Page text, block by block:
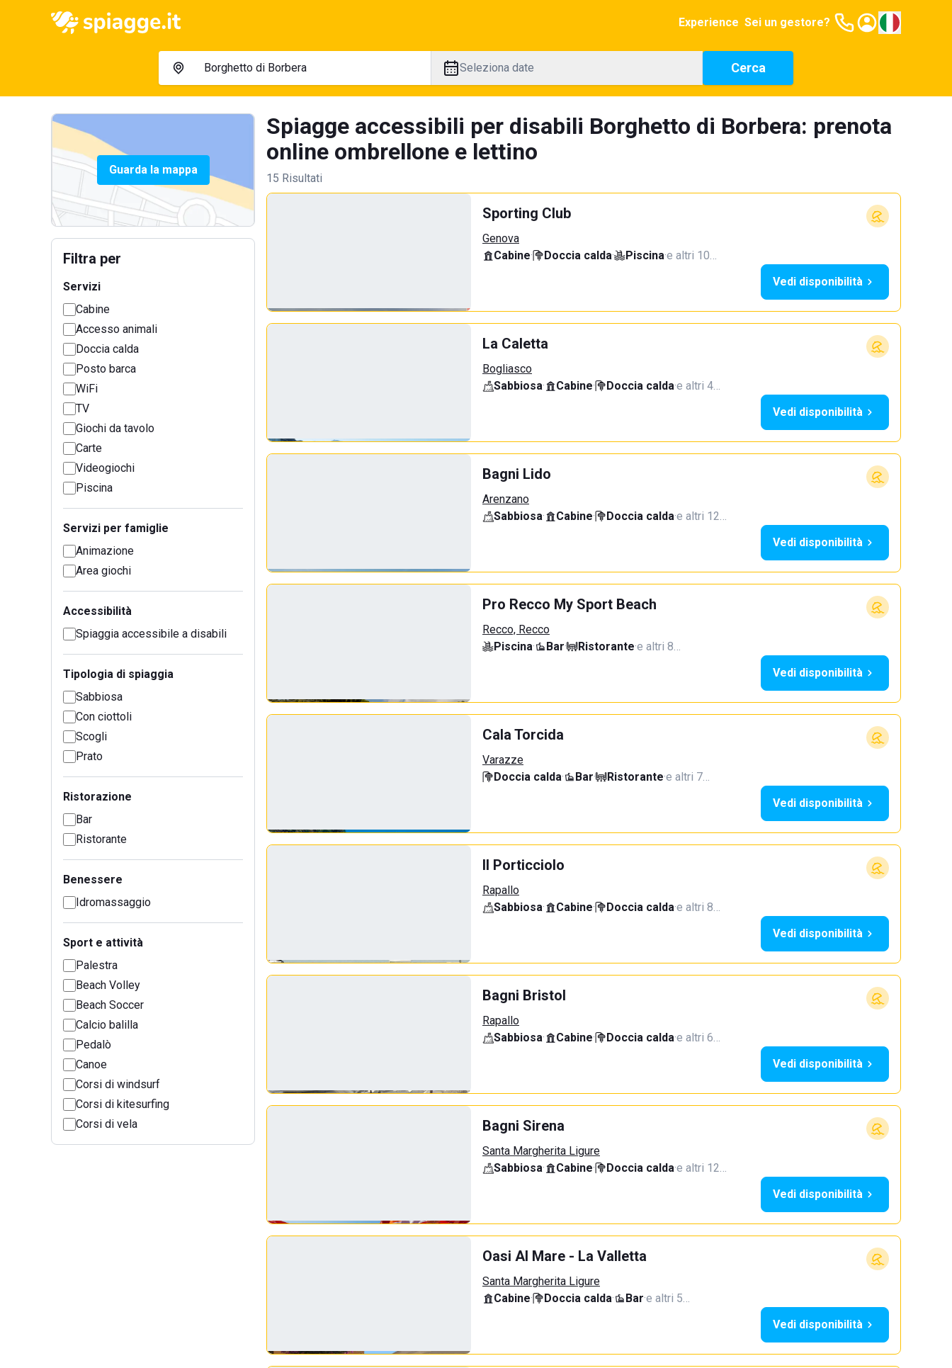
Experience Sei un gestore?
Seleziona date Cerca
Guarda la mappa
Filtra per
Servizi
Cabine
Accesso animali
Doccia calda
Posto barca
WiFi
TV
Giochi da tavolo
Carte
Videogiochi
Piscina
Servizi per famiglie
Animazione
Area giochi
Accessibilità
Spiaggia accessibile a disabili
Tipologia di spiaggia
Sabbiosa
Con ciottoli
Scogli
Prato
Ristorazione
Bar
Ristorante
Benessere
Idromassaggio
Sport e attività
Palestra
Beach Volley
Beach Soccer
Calcio balilla
Pedalò
Canoe
Corsi di windsurf
Corsi di kitesurfing
Corsi di vela
Spiagge accessibili per disabili Borghetto di Borbera: prenota
online ombrellone e lettino
15 Risultati
Sporting Club
Genova
Cabine· Doccia calda· Piscina·e altri 10…
Vedi disponibilità
La Caletta
Bogliasco
Sabbiosa· Cabine· Doccia calda·e altri 4…
Vedi disponibilità
Bagni Lido
Arenzano
Sabbiosa· Cabine· Doccia calda·e altri 12…
Vedi disponibilità
Pro Recco My Sport Beach
Recco, Recco
Piscina· Bar· Ristorante·e altri 8…
Vedi disponibilità
Cala Torcida
Varazze
Doccia calda· Bar· Ristorante·e altri 7…
Vedi disponibilità
Il Porticciolo
Rapallo
Sabbiosa· Cabine· Doccia calda·e altri 8…
Vedi disponibilità
Bagni Bristol
Rapallo
Sabbiosa· Cabine· Doccia calda·e altri 6…
Vedi disponibilità
Bagni Sirena
Santa Margherita Ligure
Sabbiosa· Cabine· Doccia calda·e altri 12…
Vedi disponibilità
Oasi Al Mare - La Valletta
Santa Margherita Ligure
Cabine· Doccia calda· Bar·e altri 5…
Vedi disponibilità